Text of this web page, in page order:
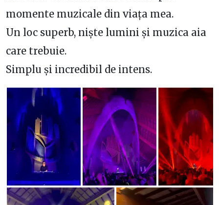
momente muzicale din viața mea.
Un loc superb, niște lumini și muzica aia
care trebuie.
Simplu și incredibil de intens.